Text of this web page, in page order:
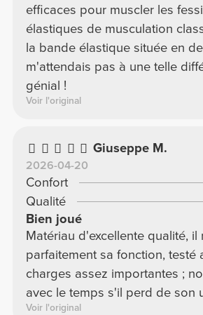
efficaces pour muscler les
élastiques de musculation
la bande élastique située en
m'attendais pas à une telle
génial !
Voir l'original
Giuseppe M.
2026-04-20
Confort
Qualité
Bien joué
Matériau d'excellente qualité, il
parfaitement sa fonction, testé
charges assez importantes ;
avec le temps s'il perd de son
Voir l'original